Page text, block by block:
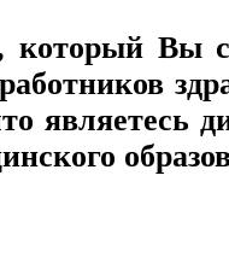
который Вы
являетесь